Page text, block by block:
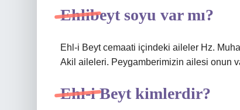
Ehlibeyt soyu var mı?
Ehl-i Beyt cemaati içindeki aileler Hz.
Akil aileleri. Peygamberimizin ailesi onun
Ehl-i Beyt kimlerdir?